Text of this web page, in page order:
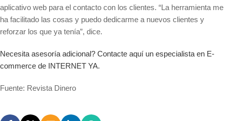
aplicativo web para el contacto con los clientes. “La herramienta me
ha facilitado las cosas y puedo dedicarme a nuevos clientes y
reforzar los que ya tenía”, dice.
Necesita asesoría adicional? Contacte aquí un especialista en E-
commerce de INTERNET YA.
Fuente: Revista Dinero